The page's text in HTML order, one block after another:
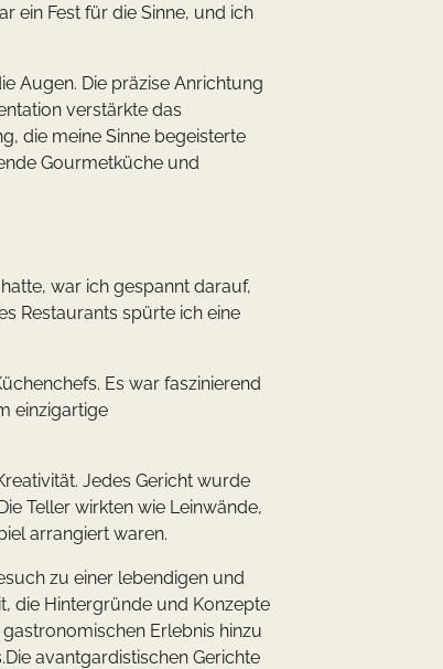
ein Fest für die Sinne, und ich
Augen. Die präzise Anrichtung
verstärkte das
die meine Sinne begeisterte
Gourmetküche und
war ich gespannt darauf,
Restaurants spürte ich eine
Es war faszinierend
einzigartige
Jedes Gericht wurde
Teller wirkten wie Leinwände,
arrangiert waren.
zu einer lebendigen und
die Hintergründe und Konzepte
Erlebnis hinzu
avantgardistischen Gerichte